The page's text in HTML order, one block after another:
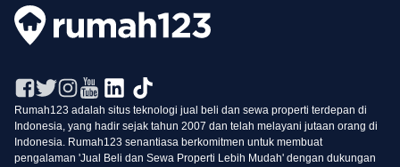
Rumah123 adalah situs teknologi jual beli dan sewa properti terdepan di
Indonesia, yang hadir sejak tahun 2007 dan telah melayani jutaan orang di
Indonesia. Rumah123 senantiasa berkomitmen untuk membuat
pengalaman 'Jual Beli dan Sewa Properti Lebih Mudah' dengan dukungan